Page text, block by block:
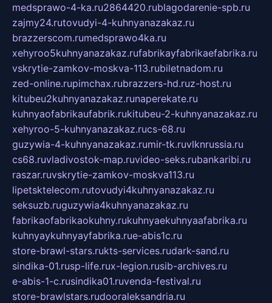
medsprawo-4-ka.ru2864420.rublagodarenie-spb.ru
zajmy24.rutovudyi-4-kuhnyanazakaz.ru
brazzerscom.rumedsprawo4ka.ru
xehyroo5kuhnyanazakaz.rufabrikayfabrikaefabrika.ru
vskrytie-zamkov-moskva-113.rubiletnadom.ru
zed-online.rupimchax.rubrazzers-hd.ruz-host.ru
kitubeu2kuhnyanazakaz.runaperekate.ru
kuhnyaofabrikaufabrik.rukitubeu-2-kuhnyanazakaz.ru
xehyroo-5-kuhnyanazakaz.rucs-68.ru
guzywia-4-kuhnyanazakaz.rumir-tk.ruvlknrussia.ru
cs68.ruvladivostok-map.ruvideo-seks.rubankaribi.ru
raszar.ruvskrytie-zamkov-moskva113.ru
lipetsktelecom.rutovudyi4kuhnyanazakaz.ru
seksuzb.ruguzywia4kuhnyanazakaz.ru
fabrikaofabrikaokuhny.rukuhnyaekuhnyaafabrika.ru
kuhnyaykuhnyayfabrika.rue-abis1c.ru
store-brawl-stars.rukts-services.rudark-sand.ru
sindika-01.rusp-life.rux-legion.rusib-archives.ru
e-abis-1-c.rusindika01.ruvenda-festival.ru
store-brawlstars.rudooraleksandria.ru